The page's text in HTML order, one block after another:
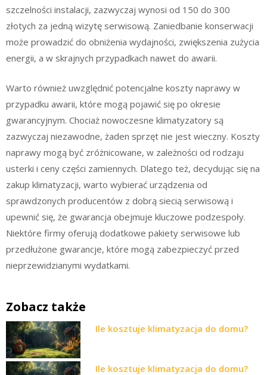
szczelności instalacji, zazwyczaj wynosi od 150 do 300
złotych za jedną wizytę serwisową. Zaniedbanie konserwacji
może prowadzić do obniżenia wydajności, zwiększenia zużycia
energii, a w skrajnych przypadkach nawet do awarii.
Warto również uwzględnić potencjalne koszty naprawy w
przypadku awarii, które mogą pojawić się po okresie
gwarancyjnym. Chociaż nowoczesne klimatyzatory są
zazwyczaj niezawodne, żaden sprzęt nie jest wieczny. Koszty
naprawy mogą być zróżnicowane, w zależności od rodzaju
usterki i ceny części zamiennych. Dlatego też, decydując się na
zakup klimatyzacji, warto wybierać urządzenia od
sprawdzonych producentów z dobrą siecią serwisową i
upewnić się, że gwarancja obejmuje kluczowe podzespoły.
Niektóre firmy oferują dodatkowe pakiety serwisowe lub
przedłużone gwarancje, które mogą zabezpieczyć przed
nieprzewidzianymi wydatkami.
Zobacz także
Ile kosztuje klimatyzacja do domu?
Ile kosztuje klimatyzacja do domu?